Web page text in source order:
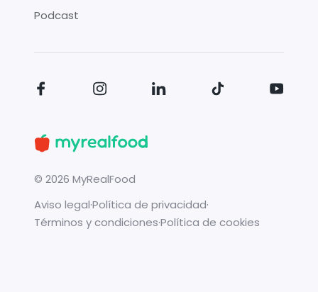
Podcast
© 2026 MyRealFood
Aviso legal·Política de privacidad·
Términos y condiciones·Política de cookies